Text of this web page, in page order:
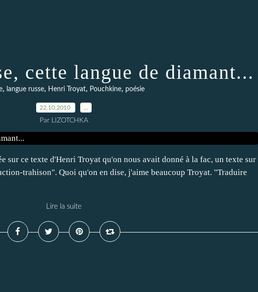
cette langue de diamant...
, langue russe, Henri Troyat, Pouchkine, poésie
22.10.2010
Par LIZOTCHKA
sur ce texte d'Henri Troyat qu'on nous avait donné à la fac, un texte sur
trahison". Quoi qu'on en dise, j'aime beaucoup Troyat. "Traduire
Lire la suite